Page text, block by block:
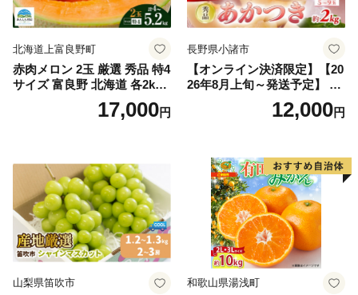
北海道上富良野町
赤肉メロン 2玉 厳選 秀品 特4
サイズ 富良野 北海道 各2kg
～2.6kg 2玉 セット ファーム
富良野 メロン めろん 果物 く
17,000円
長野県小諸市
【オンライン決済限定】【20
26年8月上旬～発送予定】 先
行予約 「浅間水蜜桃プレミ
アム」 もも あかつき 秀品 約
果肉 長野県産 小諸市
12,000円
山梨県笛吹市 和歌山県湯浅町